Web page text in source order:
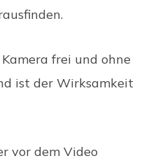
frei und ohne
ist der Wirksamkeit
vor dem Video